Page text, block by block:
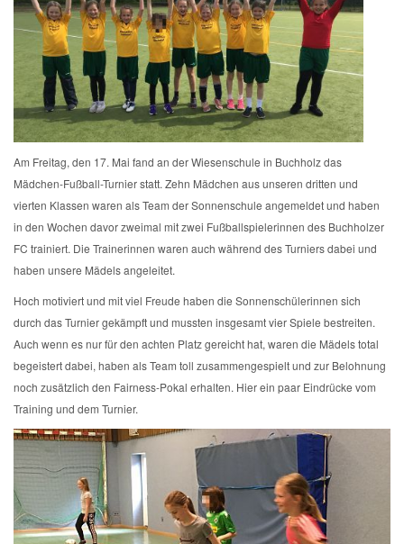
Am Freitag, den 17. Mai fand an der Wiesenschule in Buchholz das
Mädchen-Fußball-Turnier statt. Zehn Mädchen aus unseren dritten und
vierten Klassen waren als Team der Sonnenschule angemeldet und haben
in den Wochen davor zweimal mit zwei Fußballspielerinnen des Buchholzer
FC trainiert. Die Trainerinnen waren auch während des Turniers dabei und
haben unsere Mädels angeleitet.
Hoch motiviert und mit viel Freude haben die Sonnenschülerinnen sich
durch das Turnier gekämpft und mussten insgesamt vier Spiele bestreiten.
Auch wenn es nur für den achten Platz gereicht hat, waren die Mädels total
begeistert dabei, haben als Team toll zusammengespielt und zur Belohnung
noch zusätzlich den Fairness-Pokal erhalten. Hier ein paar Eindrücke vom
Training und dem Turnier.